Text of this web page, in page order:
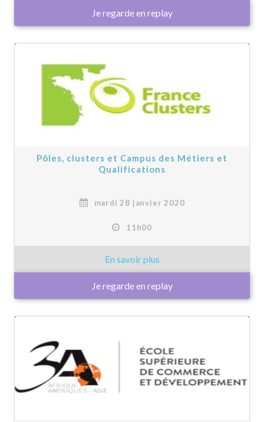
Je regarde en replay
Pôles, clusters et Campus des Métiers et
Qualifications
mardi 28 janvier 2020
11h00
Je regarde en replay